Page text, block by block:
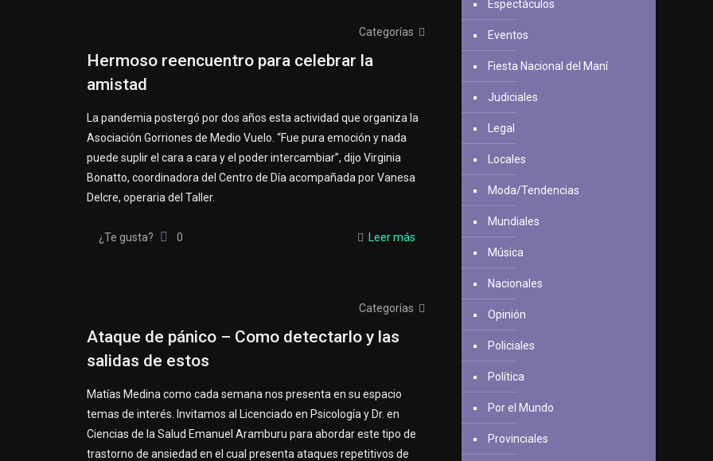
Categorías
Hermoso reencuentro para celebrar la
amistad
La pandemia postergó por dos años esta actividad que organiza la
Asociación Gorriones de Medio Vuelo. “Fue pura emoción y nada
puede suplir el cara a cara y el poder intercambiar”, dijo Virginia
Bonatto, coordinadora del Centro de Día acompañada por Vanesa
Delcre, operaria del Taller.
¿Te gusta? 0 Leer más
Categorías
Ataque de pánico – Como detectarlo y las
salidas de estos
Matías Medina como cada semana nos presenta en su espacio
temas de interés. Invitamos al Licenciado en Psicología y Dr. en
Ciencias de la Salud Emanuel Aramburu para abordar este tipo de
trastorno de ansiedad en el cual presenta ataques repetitivos de
Espectáculos
Eventos
Fiesta Nacional del Maní
Judiciales
Legal
Locales
Moda/Tendencias
Mundiales
Música
Nacionales
Opinión
Policiales
Política
Por el Mundo
Provinciales